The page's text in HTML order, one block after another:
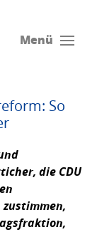
Menü
So
die CDU